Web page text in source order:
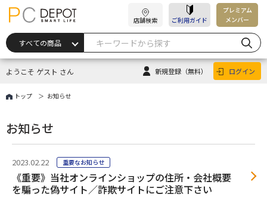
店舗検索 ご利用ガイド
プレミアム
メンバー
ようこそ ゲスト さん 新規登録 （無料） ログイン
トップ お知らせ
お知らせ
2023.02.22 重要なお知らせ
《重要》当社オンラインショップの住所・会社概要
を騙った偽サイト／詐欺サイトにご注意下さい